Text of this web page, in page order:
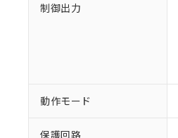
制御出力
動作モード
保護回路